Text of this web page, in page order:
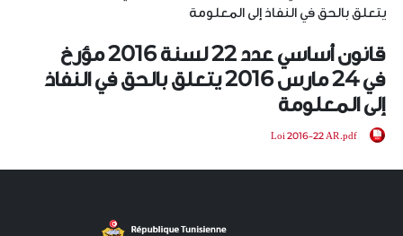
يتعلق بالحق في النفاذ إلى المعلومة
قانون أساسي عدد 22 لسنة 2016 مؤرخ
في 24 مارس 2016 يتعلق بالحق في النفاذ
إلى المعلومة
Loi 2016-22 AR.pdf